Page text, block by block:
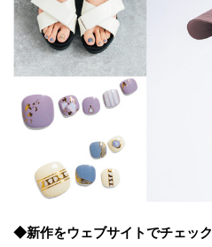
◆新作をウェブサイトでチェック